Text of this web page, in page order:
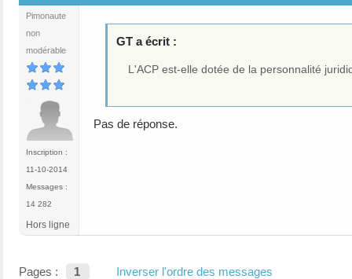
Pimonaute
non
modérable
Inscription :
11-10-2014
Messages :
14 282
GT a écrit :
L'ACP est-elle dotée de la personnalité
Pas de réponse.
Hors ligne
Pages : 1
Inverser l'ordre des messages